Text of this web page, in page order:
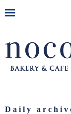
Daily